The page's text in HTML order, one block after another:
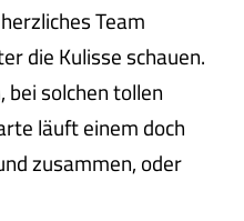
Team
die Kulisse schauen.
bei solchen tollen
läuft einem doch
zusammen, oder